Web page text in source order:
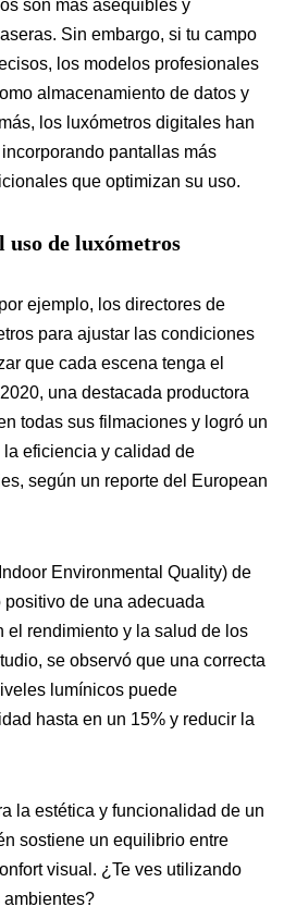
son más asequibles y
Sin embargo, si tu campo
los modelos profesionales
almacenamiento de datos y
los luxómetros digitales han
pantallas más
que optimizan su uso.
uso de luxómetros
ejemplo, los directores de
para ajustar las condiciones
que cada escena tenga el
una destacada productora
todas sus filmaciones y logró un
eficiencia y calidad de
según un reporte del European
Environmental Quality) de
de una adecuada
el rendimiento y la salud de los
se observó que una correcta
lumínicos puede
hasta en un 15% y reducir la
la estética y funcionalidad de un
sostiene un equilibrio entre
visual. ¿Te ves utilizando
ambientes?